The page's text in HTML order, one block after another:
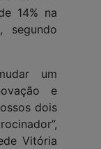
14% na
segundo
um
e
dois
Vitória